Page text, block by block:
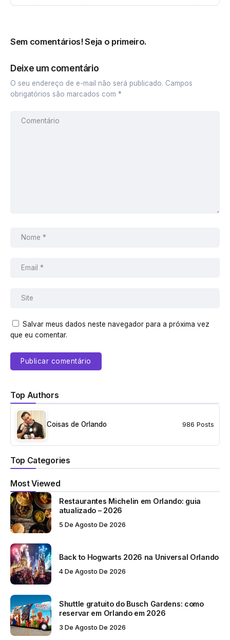
Sem comentários! Seja o primeiro.
Deixe um comentário
O seu endereço de e-mail não será publicado. Campos
obrigatórios são marcados com *
Salvar meus dados neste navegador para a próxima vez
que eu comentar.
Top Authors
Coisas de Orlando 986 Posts
Top Categories
Most Viewed
Restaurantes Michelin em Orlando: guia
atualizado – 2026
5 De Agosto De 2026
Back to Hogwarts 2026 na Universal Orlando
4 De Agosto De 2026
Shuttle gratuito do Busch Gardens: como
reservar em Orlando em 2026
3 De Agosto De 2026